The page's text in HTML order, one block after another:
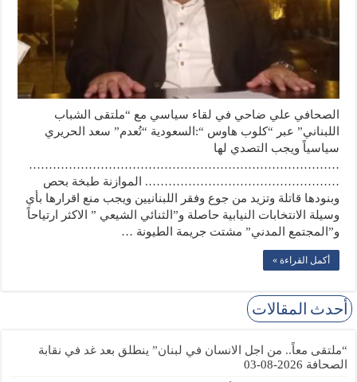
الصحافي علي ضاحي في لقاء سياسي مع “ملتقى الشباب
اللبناني” عبر “كلوب هاوس “:السعودية “تُعدم” سعد الحريري
سياسياً ويجب التصدي لها
……………………………………………………………………
…………………………………………. الموازنة طبخة بحص
وبنودها قاتلة وتزيد من جوع وفقر اللبنانيين ويجب منع اقرارها بأي
وسيلة الانتخابات النيابية حاصلة و”الثنائي الشيعي ” الاكثر ارتياحاً
و”المجتمع المدني” مشتت جريمة الطيونة …
أكمل القراءة »
أحدث المقالات
“ملتقى معاً.. من اجل الانسان في لبنان” ينطلق بعد غد في نقابة
الصحافة 2026-08-03